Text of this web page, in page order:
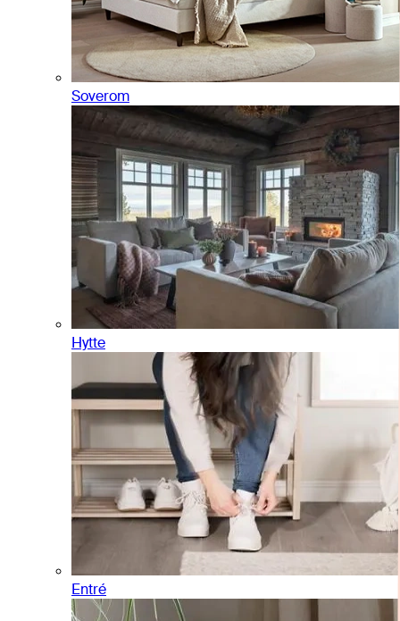
Soverom
Hytte
Entré